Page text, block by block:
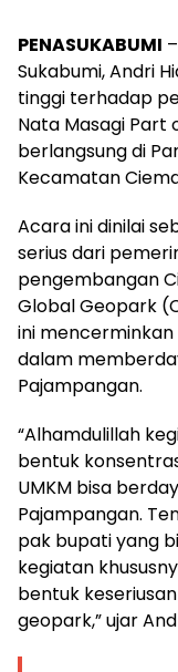
PENASUKABUMI
Sukabumi, Andri
tinggi terhadap
Nata Masagi Part
berlangsung di
Kecamatan
Acara ini dinilai
serius dari
pengembangan
Global Geopark
ini
dalam
Pajampangan.
“Alhamdulillah
bentuk
UMKM bisa
Pajampangan.
pak bupati yang
kegiatan
bentuk
geopark,” ujar